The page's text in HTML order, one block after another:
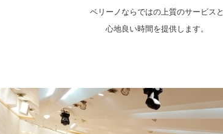
ベリーノならではの上質のサービスと
心地良い時間を提供します。